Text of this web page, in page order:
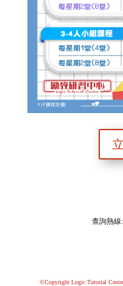
查詢熱線
©Copyright Logic Tutorial